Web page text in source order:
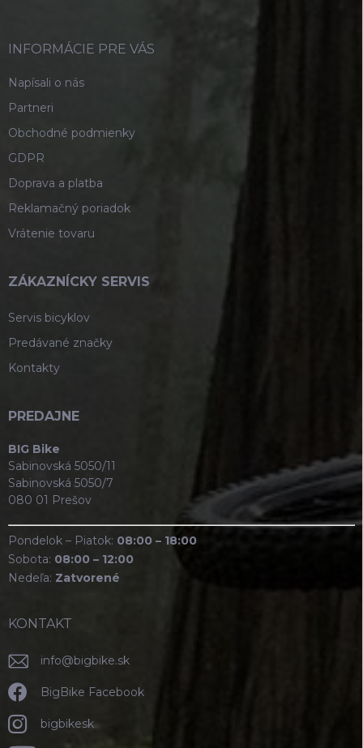
INFORMÁCIE PRE VÁS
Napísali o nás
Partneri
Obchodné podmienky
GDPR
Doprava a platba
Reklamačný poriadok
Vrátenie tovaru
ZÁKAZNÍCKY SERVIS
Servis bicyklov
Predávané značky
Kontakty
PREDAJNE
BIG Bike
Sabinovská 5050/11
Sabinovská 5050/7
080 01 Prešov
Pondelok – Piatok: 08:00 – 18:00
Sobota: 08:00 – 12:00
Nedeľa: Zatvorené
KONTAKT
info@bigbike.sk
BigBike Facebook
bigbikesk